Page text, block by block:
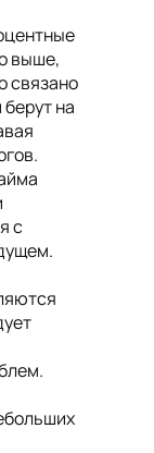
выше,
связано
на
с